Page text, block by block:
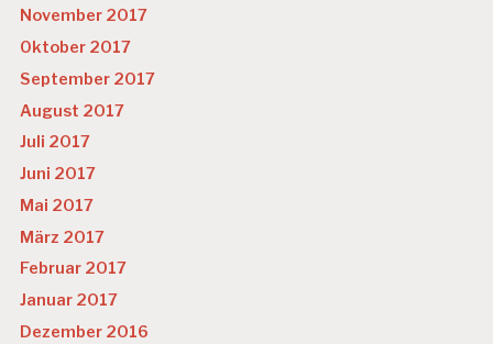
November 2017
Oktober 2017
September 2017
August 2017
Juli 2017
Juni 2017
Mai 2017
März 2017
Februar 2017
Januar 2017
Dezember 2016